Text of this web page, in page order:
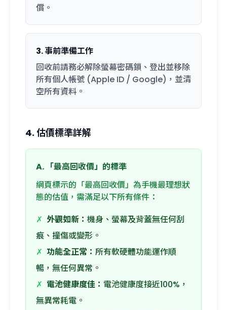
償。
3. 事前準備工作
回收前請務必解除螢幕密碼鎖、登出並移除
所有個人帳號 (Apple ID / Google)，並清
空所有資料。
4. 估價標準詳解
A. 「最高回收價」的標準
網頁標示的「最高回收價」為手機最理想狀
態的估值，需滿足以下所有條件：
✗ 外觀如新： 機身、螢幕及背蓋無任何刮
痕、撞傷或變形。
✗ 功能全正常： 所有軟硬體功能運作順
暢，無任何異常。
✗ 電池健康度佳： 電池健康度接近100%，
無異常耗電。